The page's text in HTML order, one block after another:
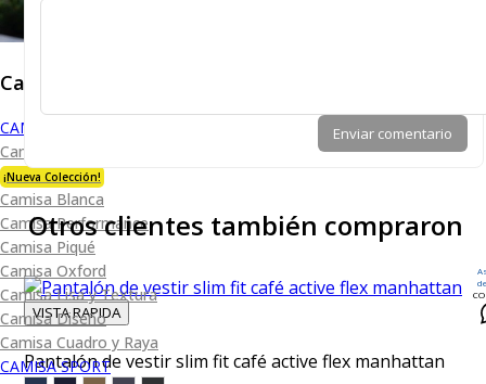
Caballero
CAMISAS
Camisa Premium Bambú
¡Nueva Colección!
Camisa Blanca
Camisa Performance
Camisa Piqué
Camisa Oxford
Camisa Lisa y Textura
Camisa Diseño
Camisa Cuadro y Raya
CAMISA SPORT
Enviar comentario
Otros clientes también compraron
VISTA RAPIDA
Pantalón de vestir slim fit café active flex manhattan
de